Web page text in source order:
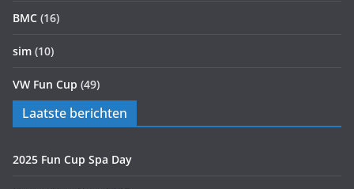
BMC (16)
sim (10)
VW Fun Cup (49)
Laatste berichten
2025 Fun Cup Spa Day